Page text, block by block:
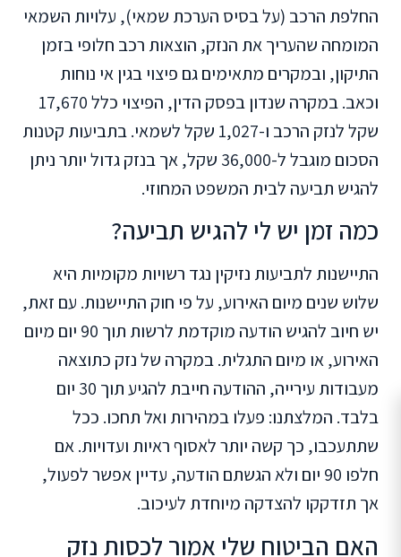
החלפת הרכב (על בסיס הערכת שמאי), עלויות השמאי
המומחה שהעריך את הנזק, הוצאות רכב חלופי בזמן
התיקון, ובמקרים מתאימים גם פיצוי בגין אי נוחות
וכאב. במקרה שנדון בפסק הדין, הפיצוי כלל 17,670
שקל לנזק הרכב ו-1,027 שקל לשמאי. בתביעות קטנות
הסכום מוגבל ל-36,000 שקל, אך בנזק גדול יותר ניתן
להגיש תביעה לבית המשפט המחוזי.
כמה זמן יש לי להגיש תביעה?
התיישנות לתביעות נזיקין נגד רשויות מקומיות היא
שלוש שנים מיום האירוע, על פי חוק התיישנות. עם זאת,
יש חיוב להגיש הודעה מוקדמת לרשות תוך 90 יום מיום
האירוע, או מיום התגלית. במקרה של נזק כתוצאה
מעבודות עירייה, ההודעה חייבת להגיע תוך 30 יום
בלבד. המלצתנו: פעלו במהירות ואל תחכו. ככל
שתתעכבו, כך קשה יותר לאסוף ראיות ועדויות. אם
חלפו 90 יום ולא הגשתם הודעה, עדיין אפשר לפעול,
אך תזדקקו להצדקה מיוחדת לעיכוב.
האם הביטוח שלי אמור לכסות נזק